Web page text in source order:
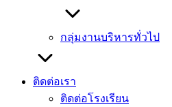
กลุ่มงานบริหารทั่วไป
ติดต่อเรา
ติดต่อโรงเรียน